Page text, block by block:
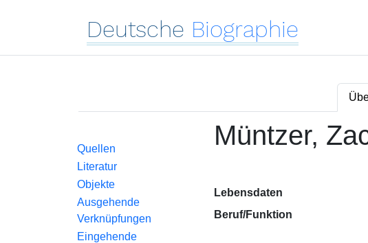
Deutsche Biographie
Quellen
Literatur
Objekte
Ausgehende
Verknüpfungen
Eingehende
Müntzer,
Lebensdaten
Beruf/Funktion